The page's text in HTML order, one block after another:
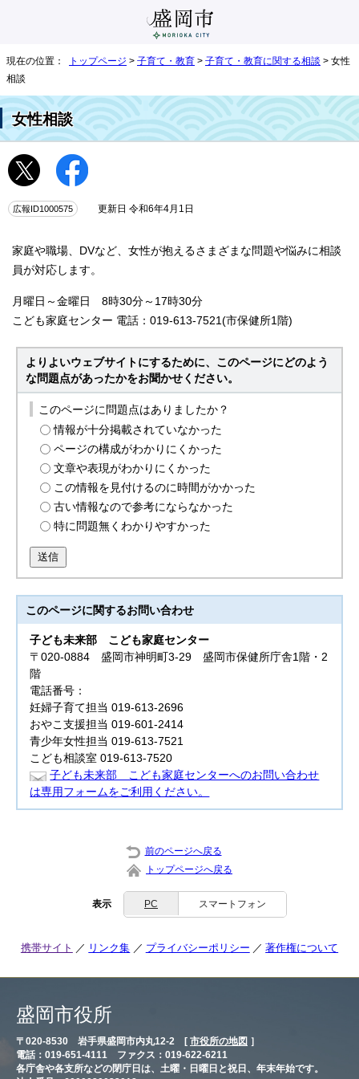
現在の位置： トップページ > 子育て・教育 > 子育て・教育に関する相談 > 女性
相談
女性相談
広報ID1000575 更新日 令和6年4月1日
家庭や職場、DVなど、女性が抱えるさまざまな問題や悩みに相談
員が対応します。
月曜日～金曜日 8時30分～17時30分
こども家庭センター 電話：019-613-7521(市保健所1階)
よりよいウェブサイトにするために、このページにどのよう
な問題点があったかをお聞かせください。
このページに問題点はありましたか？
情報が十分掲載されていなかった
ページの構成がわかりにくかった
文章や表現がわかりにくかった
この情報を見付けるのに時間がかかった
古い情報なので参考にならなかった
特に問題無くわかりやすかった
送信
このページに関するお問い合わせ
子ども未来部 こども家庭センター
〒020-0884 盛岡市神明町3-29 盛岡市保健所庁舎1階・2
階
電話番号：
妊婦子育て担当 019-613-2696
おやこ支援担当 019-601-2414
青少年女性担当 019-613-7521
こども相談室 019-613-7520
子ども未来部 こども家庭センターへのお問い合わせ
は専用フォームをご利用ください。
前のページへ戻る
トップページへ戻る
表示 PC スマートフォン
携帯サイト リンク集 プライバシーポリシー 著作権について
盛岡市役所
〒020-8530 岩手県盛岡市内丸12-2 [ 市役所の地図 ］
電話：019-651-4111 ファクス：019-622-6211
各庁舎や各支所などの閉庁日は、土曜・日曜日と祝日、年末年始です。